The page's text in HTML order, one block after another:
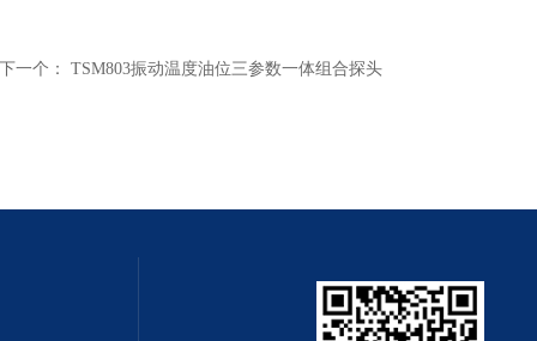
下一个： TSM803振动温度油位三参数一体组合探头